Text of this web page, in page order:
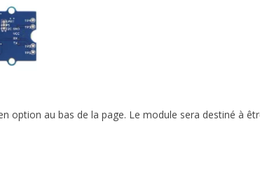
option au bas de la page. Le module sera destiné à